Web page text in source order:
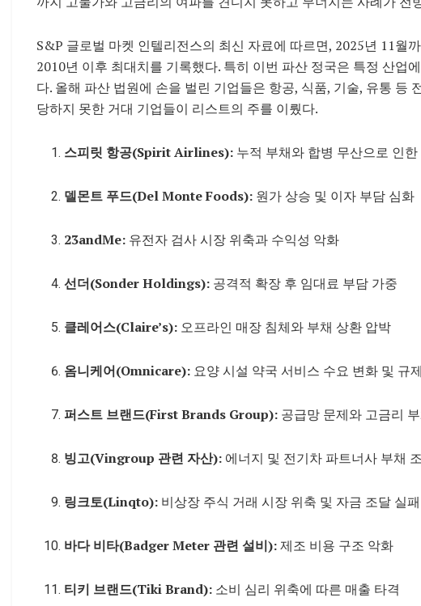
S&P 글로벌 마켓 인텔리전스의 최신 자료에 따르면, 2025년 11월
2010년 이후 최대치를 기록했다. 특히 이번 파산 정국은 특정 산업
다. 올해 파산 법원에 손을 벌린 기업들은 항공, 식품, 기술, 유통 등
당하지 못한 거대 기업들이 리스트의 주를 이뤘다.
스피릿 항공(Spirit Airlines): 누적 부채와 합병 무산으로 인
델몬트 푸드(Del Monte Foods): 원가 상승 및 이자 부담 심화
23andMe: 유전자 검사 시장 위축과 수익성 악화
선더(Sonder Holdings): 공격적 확장 후 임대료 부담 가중
클레어스(Claire’s): 오프라인 매장 침체와 부채 상환 압박
옴니케어(Omnicare): 요양 시설 약국 서비스 수요 변화 및 규
퍼스트 브랜드(First Brands Group): 공급망 문제와 고금리
빙고(Vingroup 관련 자산): 에너지 및 전기차 파트너사 부채
링크토(Linqto): 비상장 주식 거래 시장 위축 및 자금 조달 실패
바다 비타(Badger Meter 관련 설비):제조 비용 구조 악화
티키 브랜드(Tiki Brand): 소비 심리 위축에 따른 매출 타격